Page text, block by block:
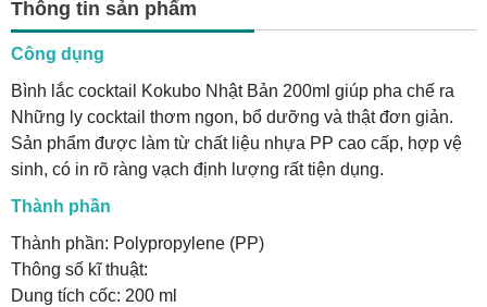
Thông tin sản phẩm
Công dụng
Bình lắc cocktail Kokubo Nhật Bản 200ml giúp pha chế ra
Những ly cocktail thơm ngon, bổ dưỡng và thật đơn giản.
Sản phẩm được làm từ chất liệu nhựa PP cao cấp, hợp vệ
sinh, có in rõ ràng vạch định lượng rất tiện dụng.
Thành phần
Thành phần: Polypropylene (PP)
Thông số kĩ thuật:
Dung tích cốc: 200 ml